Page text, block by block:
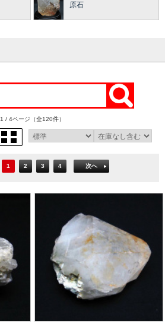
原石
1 / 4ページ （全120件）
1 2 3 4 次へ